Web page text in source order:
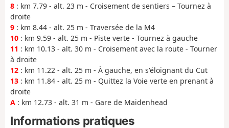
8 : km 7.79 - alt. 23 m - Croisement de sentiers – Tournez à
droite
9 : km 8.44 - alt. 25 m - Traversée de la M4
10 : km 9.59 - alt. 25 m - Piste verte - Tournez à gauche
11 : km 10.13 - alt. 30 m - Croisement avec la route - Tourner
à droite
12 : km 11.22 - alt. 25 m - À gauche, en s'éloignant du Cut
13 : km 11.84 - alt. 25 m - Quittez la Voie verte en prenant à
droite
A : km 12.73 - alt. 31 m - Gare de Maidenhead
Informations pratiques